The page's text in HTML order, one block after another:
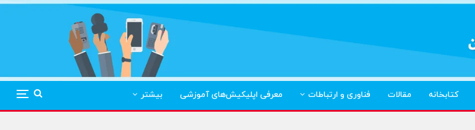
کتابخانه مقالات فناوری و ارتباطات معرفی اپلیکیش‌های آموزشی بیشتر